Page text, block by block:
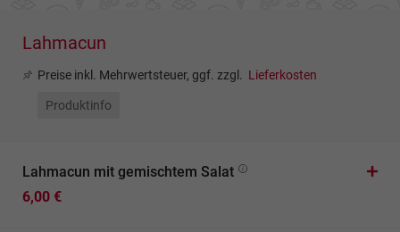
Lahmacun
Preise inkl. Mehrwertsteuer, ggf. zzgl. Lieferkosten
Produktinfo
Lahmacun mit gemischtem Salat
6,00 €